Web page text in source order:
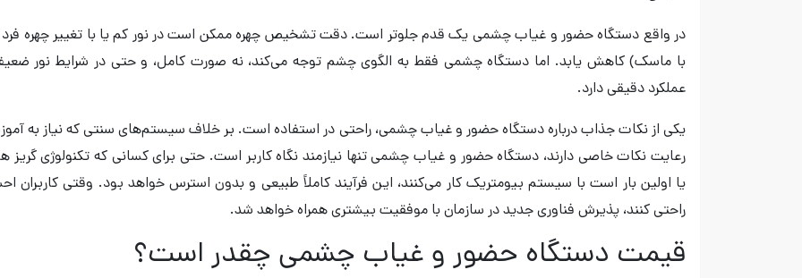
در واقع دستگاه حضور و غیاب چشمی یک قدم جلوتر است. دقت تشخیص چهره ممکن است در نور کم یا با تغییر چهره فرد
با ماسک) کاهش یابد. اما دستگاه چشمی فقط به الگوی چشم توجه می‌کند، نه صورت کامل، و حتی در شرایط نور
عملکرد دقیقی دارد.
یکی از نکات جذاب درباره دستگاه حضور و غیاب چشمی، راحتی در استفاده است. بر خلاف سیستم‌های سنتی که نیاز به
رعایت نکات خاصی دارند، دستگاه حضور و غیاب چشمی تنها نیازمند نگاه کاربر است. حتی برای کسانی که تکنولوژی ‌گریز
یا اولین بار است با سیستم بیومتریک کار می‌کنند، این فرآیند کاملاً طبیعی و بدون استرس خواهد بود. وقتی کاربران
راحتی کنند، پذیرش فناوری جدید در سازمان با موفقیت بیشتری همراه خواهد شد.
قیمت دستگاه حضور و غیاب چشمی چقدر است؟